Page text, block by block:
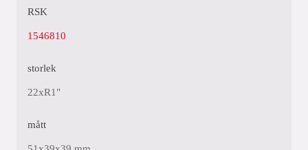
RSK
1546810
storlek
22xR1"
mått